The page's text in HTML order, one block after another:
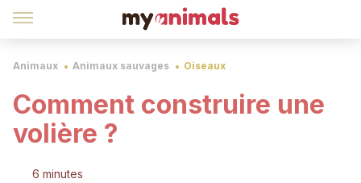
Animaux Animaux sauvages Oiseaux
Comment construire une
volière ?
6 minutes